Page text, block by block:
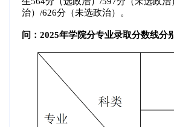
治）/626分（未选政治）。
问：2025年学院分专业录取分数线分